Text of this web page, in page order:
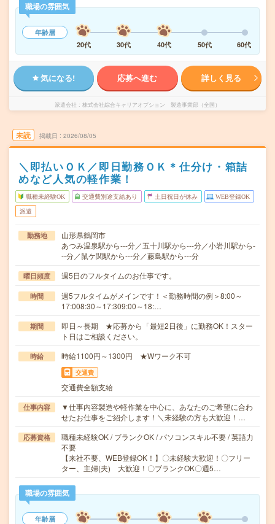
職場の雰囲気
年齢層
20代
30代 40代 50代 60代
気になる! 応募へ進む 詳しく見る
派遣会社 株式会社綜合キャリアオプション 製造事業部（全国）
未読 掲載日 2026/08/05
＼即払いＯＫ／即日勤務ＯＫ＊仕分け・箱詰
めなど人気の軽作業！
職種未経験OK 交通費別途支給あり 土日祝日が休み WEB登録OK
派遣
勤務地
山形県鶴岡市
あつみ温泉駅から---分／五十川駅から---分／小岩川駅から-
--分／鼠ケ関駅から---分／藤島駅から---分
曜日頻度 週5日のフルタイムのお仕事です。
時間
週5フルタイムがメインです！＜勤務時間の例＞8:00～
17:008:30～17:309:00～18:…
期間
即日～長期 ★応募から「最短2日後」に勤務OK！スター
ト日はご相談ください。
時給 時給1100円～1300円 ★Wワーク不可
交通費
交通費全額支給
仕事内容
▼仕事内容製造や軽作業を中心に、あなたのご希望に合わ
せたお仕事をご紹介します！＼未経験の方も大歓迎！…
応募資格
職種未経験OK / ブランクOK / パソコンスキル不要 / 英語力
不要
【来社不要、WEB登録OK！】〇未経験大歓迎！〇フリー
ター、主婦(夫) 大歓迎！〇ブランクOK〇週5…
職場の雰囲気
年齢層